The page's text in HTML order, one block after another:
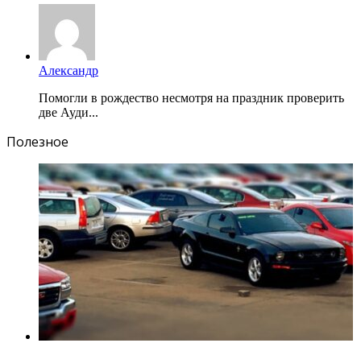
Александр
Помогли в рождество несмотря на праздник проверить
две Ауди...
Полезное